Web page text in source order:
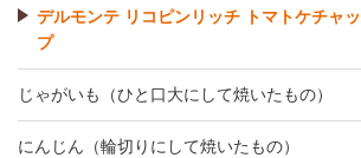
デルモンテ リコピンリッチ トマトケチャッ
プ
じゃがいも（ひと口大にして焼いたもの）
にんじん（輪切りにして焼いたもの）